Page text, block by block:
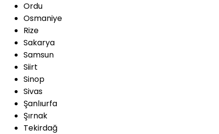
Ordu
Osmaniye
Rize
Sakarya
Samsun
Siirt
Sinop
Sivas
Şanlıurfa
Şırnak
Tekirdağ